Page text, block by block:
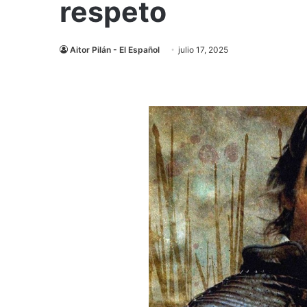
respeto
Aitor Pilán - El Español julio 17, 2025